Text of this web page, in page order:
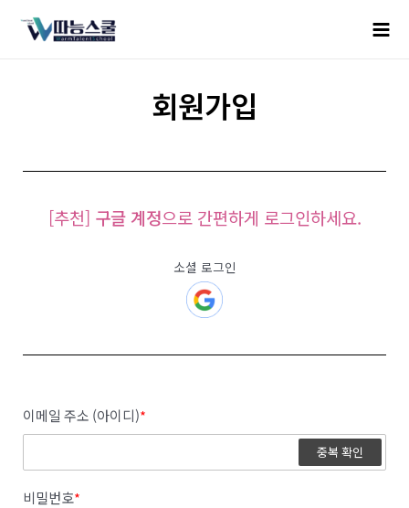
회원가입
[추천] 구글 계정으로 간편하게 로그인하세요.
소셜 로그인
이메일 주소 (아이디)*
중복 확인
비밀번호*